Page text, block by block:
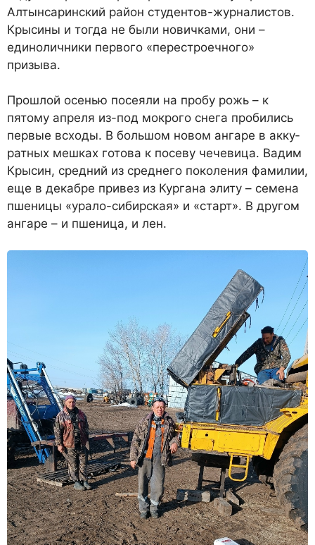
Алтынсаринский район сту­дентов-журналистов.
Крысины и тогда не были новичками, они –
единоличники первого «пере­строечного»
призыва.
Прошлой осенью посея­ли на пробу рожь – к
пятому апреля из-под мокрого снега пробились
первые всходы. В большом новом ангаре в акку­
ратных мешках готова к посе­ву чечевица. Вадим
Крысин, средний из среднего поколе­ния фамилии,
еще в декабре привез из Кургана элиту – се­мена
пшеницы «урало-сибир­ская» и «старт». В другом
ан­гаре – и пшеница, и лен.